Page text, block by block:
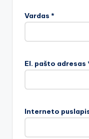
Vardas *
El. pašto adresas
Interneto